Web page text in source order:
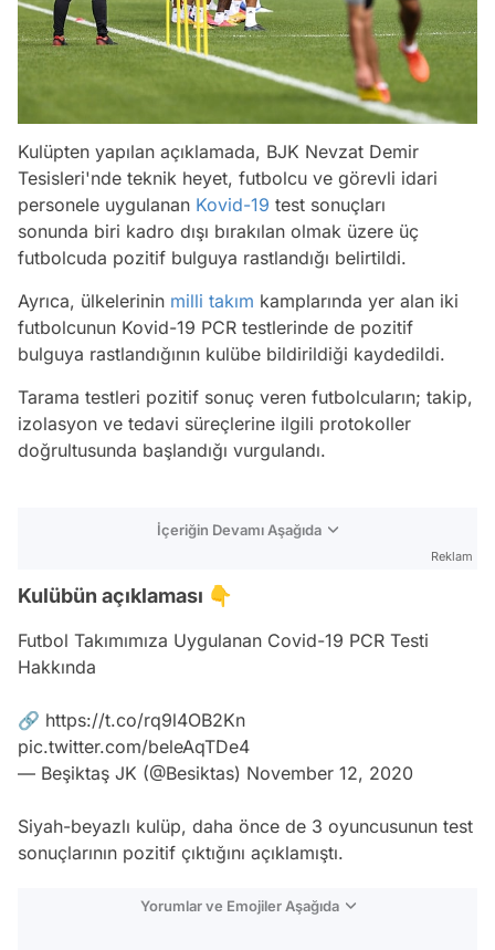
Kulüpten yapılan açıklamada, BJK Nevzat Demir
Tesisleri'nde teknik heyet, futbolcu ve görevli idari
personele uygulanan Kovid-19 test sonuçları
sonunda biri kadro dışı bırakılan olmak üzere üç
futbolcuda pozitif bulguya rastlandığı belirtildi.
Ayrıca, ülkelerinin milli takım kamplarında yer alan iki
futbolcunun Kovid-19 PCR testlerinde de pozitif
bulguya rastlandığının kulübe bildirildiği kaydedildi.
Tarama testleri pozitif sonuç veren futbolcuların; takip,
izolasyon ve tedavi süreçlerine ilgili protokoller
doğrultusunda başlandığı vurgulandı.
İçeriğin Devamı Aşağıda
Reklam
Kulübün açıklaması 👇
Futbol Takımımıza Uygulanan Covid-19 PCR Testi
Hakkında
🔗 https://t.co/rq9l4OB2Kn
pic.twitter.com/beleAqTDe4
— Beşiktaş JK (@Besiktas) November 12, 2020
Siyah-beyazlı kulüp, daha önce de 3 oyuncusunun test
sonuçlarının pozitif çıktığını açıklamıştı.
Yorumlar ve Emojiler Aşağıda